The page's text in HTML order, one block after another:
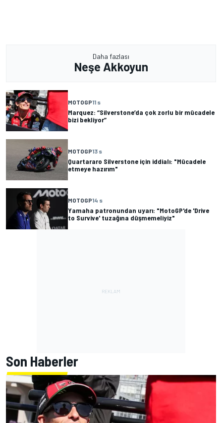
Daha fazlası
Neşe Akkoyun
MOTOGP11 s
Marquez: “Silverstone’da çok zorlu bir mücadele
bizi bekliyor”
MOTOGP13 s
Quartararo Silverstone için iddialı: "Mücadele
etmeye hazırım"
MOTOGP14 s
Yamaha patronundan uyarı: "MotoGP'de 'Drive
to Survive' tuzağına düşmemeliyiz"
Son Haberler